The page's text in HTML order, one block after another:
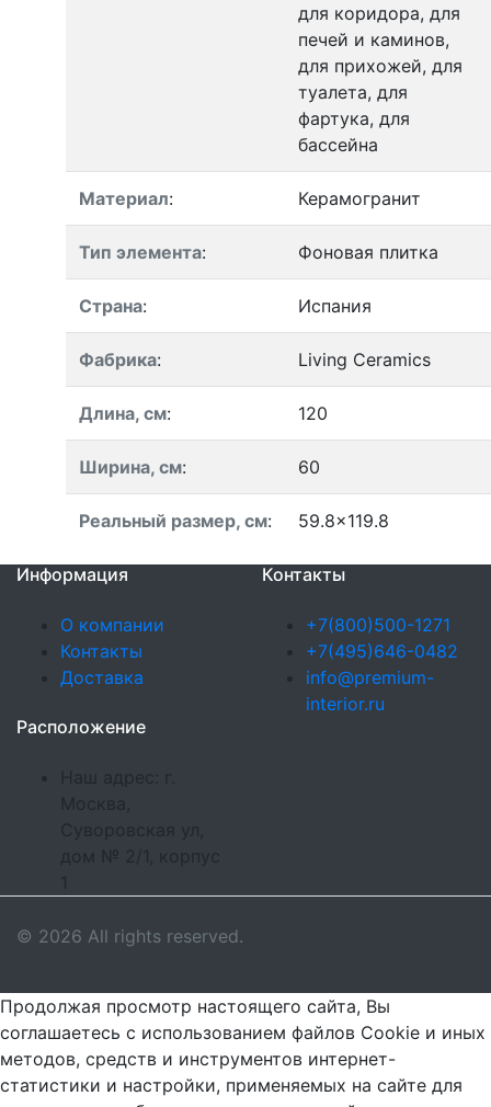
для коридора, для
печей и каминов,
для прихожей, для
туалета, для
фартука, для
бассейна
Материал: Керамогранит
Тип элемента: Фоновая плитка
Страна: Испания
Фабрика: Living Ceramics
Длина, см: 120
Ширина, см: 60
Реальный размер, см: 59.8x119.8
Информация
О компании
Контакты
Доставка
Контакты
+7(800)500-1271
+7(495)646-0482
info@premium-
interior.ru
Расположение
Наш адрес: г.
Москва,
Суворовская ул,
дом № 2/1, корпус
© 2026 All rights reserved.
Продолжая просмотр настоящего сайта, Вы
соглашаетесь с использованием файлов Cookie и иных
методов, средств и инструментов интернет-
статистики и настройки, применяемых на сайте для